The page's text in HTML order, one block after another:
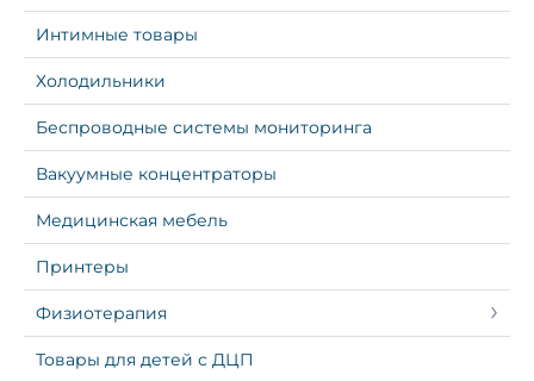
Интимные товары
Холодильники
Беспроводные системы мониторинга
Вакуумные концентраторы
Медицинская мебель
Принтеры
Физиотерапия
Товары для детей с ДЦП